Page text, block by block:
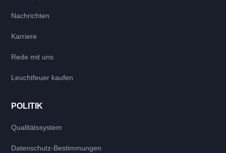
Nachrichten
Karriere
Rede mit uns
Leuchtfeuer kaufen
POLITIK
Qualitätssystem
Datenschutz-Bestimmungen